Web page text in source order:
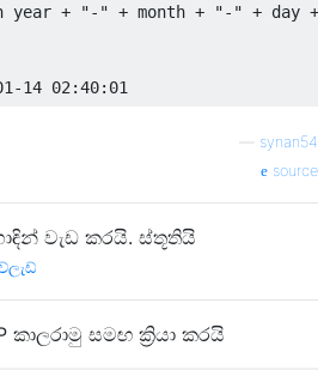
year + "-" + month + "-" + day +
14 02:40:01
synan54
source
වැඩ කරයි. ස්තූතියි
කාලරාමු සමඟ ක්‍රියා කරයි